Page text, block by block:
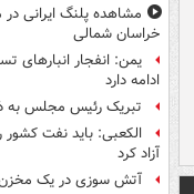
مشاهده پلنگ ایرانی
خراسان شمالی
یمن: انفجار انبارهای
ادامه دارد
تبریک رئیس مجلس به
الکعبی: باید نفت کشور
آزاد کرد
آتش سوزی در یک